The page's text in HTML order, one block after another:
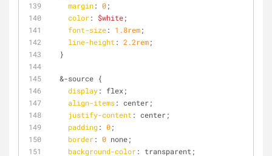
margin: 0;
color: $white;
font-size: 1.8rem;
line-height : 2.2rem;
  }
  &-source {
display: flex;
align-items: center;
justify-content : center;
padding: 0;
border: 0 none;
background-color: transparent;